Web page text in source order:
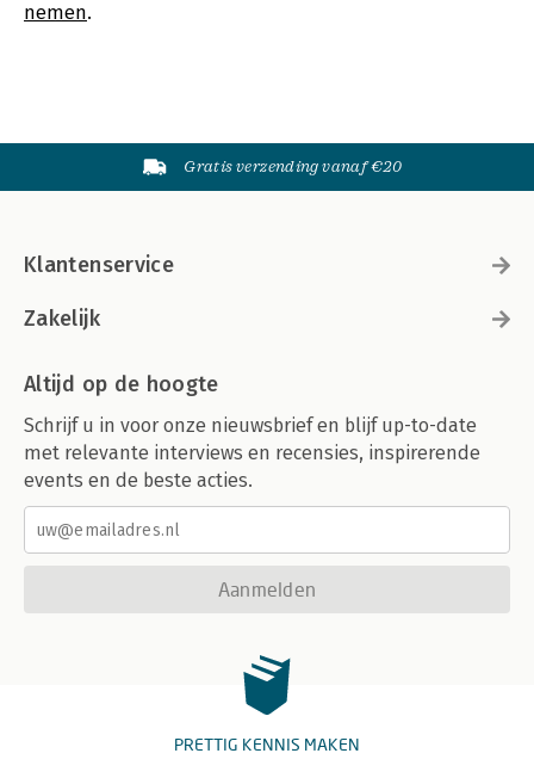
nemen.
Gratis verzending vanaf €20
Klantenservice
Zakelijk
Altijd op de hoogte
Schrijf u in voor onze nieuwsbrief en blijf up-to-date
met relevante interviews en recensies, inspirerende
events en de beste acties.
Aanmelden
PRETTIG KENNIS MAKEN